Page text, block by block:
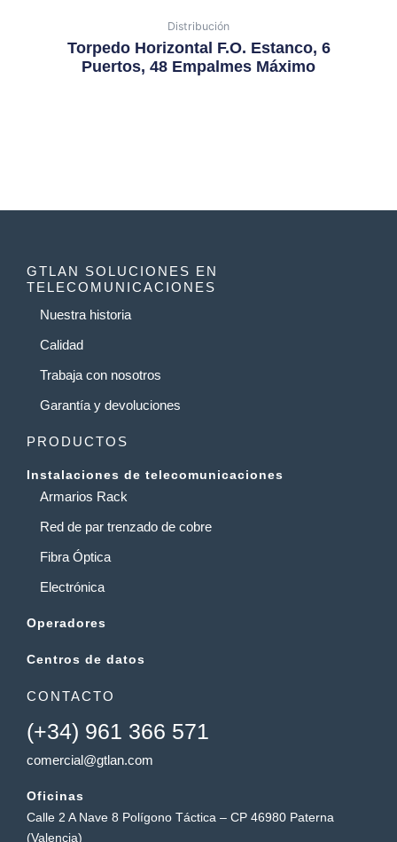
Distribución
Torpedo Horizontal F.O. Estanco, 6
Puertos, 48 Empalmes Máximo
GTLAN SOLUCIONES EN
TELECOMUNICACIONES
Nuestra historia
Calidad
Trabaja con nosotros
Garantía y devoluciones
PRODUCTOS
Instalaciones de telecomunicaciones
Armarios Rack
Red de par trenzado de cobre
Fibra Óptica
Electrónica
Operadores
Centros de datos
CONTACTO
(+34) 961 366 571
comercial@gtlan.com
Oficinas
Calle 2 A Nave 8 Polígono Táctica – CP 46980 Paterna
(Valencia)